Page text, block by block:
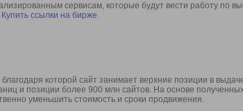
сервисам, которые будут вести работу по
Купить ссылки на бирже
которой сайт занимает верхние позиции в
и позиции более 900 млн сайтов. На основе
уменьшить стоимость и сроки продвижения.